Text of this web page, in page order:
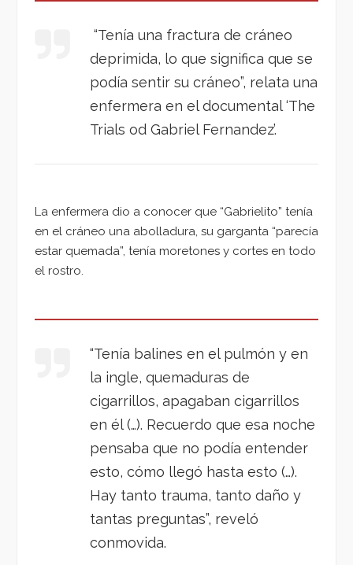
“Tenía una fractura de cráneo
deprimida, lo que significa que se
podía sentir su cráneo”, relata una
enfermera en el documental ‘The
Trials od Gabriel Fernandez’.
La enfermera dio a conocer que “Gabrielito” tenía
en el cráneo una abolladura, su garganta “parecía
estar quemada”, tenía moretones y cortes en todo
el rostro.
“Tenía balines en el pulmón y en
la ingle, quemaduras de
cigarrillos, apagaban cigarrillos
en él (…). Recuerdo que esa noche
pensaba que no podía entender
esto, cómo llegó hasta esto (…).
Hay tanto trauma, tanto daño y
tantas preguntas”, reveló
conmovida.